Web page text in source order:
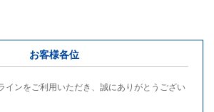
お客様各位
インをご利用いただき、誠にありがとうござい